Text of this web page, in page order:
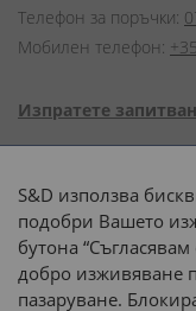
Телефон за поръчки:
Мобилен телефон:
Изпратете
S&D използва
подобри Вашето
бутона
добро изживяване
пазаруване.